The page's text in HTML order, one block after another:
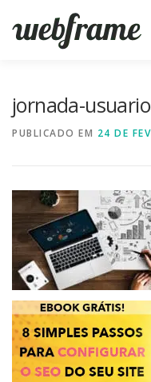
para
jornada-
PUBLICADO EM 24 DE